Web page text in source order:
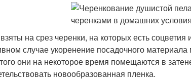
на срез черенки, на которых есть
случае укоренение посадочного
они на некоторое время помещаются в
новообразованная пленка.